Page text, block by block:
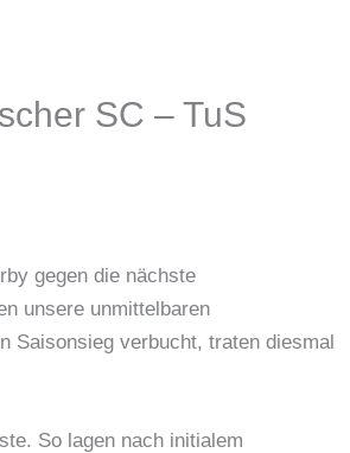
SC – TuS
gegen die nächste
unsere unmittelbaren
Saisonsieg verbucht, traten diesmal
So lagen nach initialem